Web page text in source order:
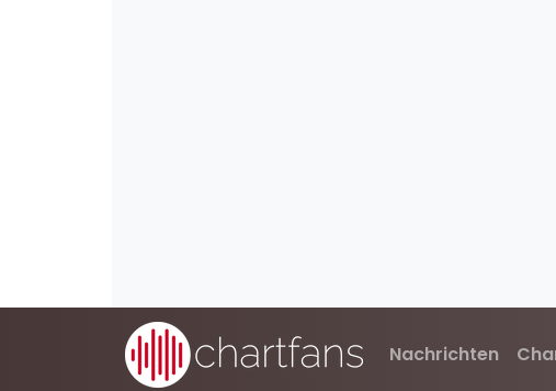
Nachrichten